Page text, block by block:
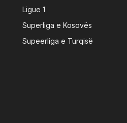
Ligue 1
Superliga e Kosovës
Supeerliga e Turqisë